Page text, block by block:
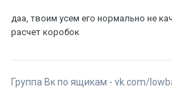
даа, твоим усем его нормально не
расчет коробок
Группа Вк по ящикам - vk.com/